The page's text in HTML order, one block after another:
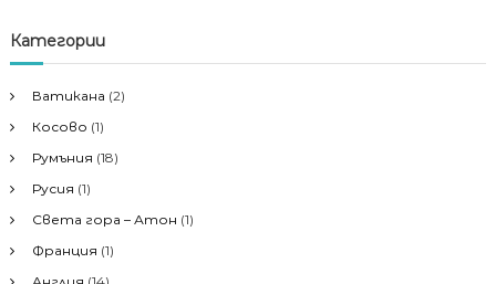
с
е
е
з
а
е
Категории
Ватикана (2)
Косово (1)
Румъния (18)
Русия (1)
Света гора – Атон (1)
Франция (1)